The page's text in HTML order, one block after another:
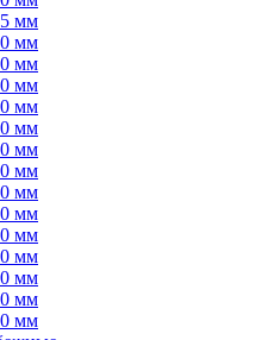
мм
мм
мм
мм
мм
мм
мм
мм
мм
мм
мм
мм
мм
мм
мм